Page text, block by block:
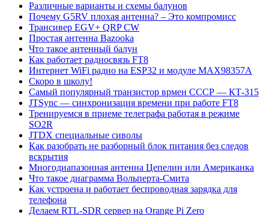
Различные варианты и схемы балунов
Почему G5RV плохая антенна? – Это компромисс
Трансивер EGV+ QRP CW
Простая антенна Bazooka
Что такое антенный балун
Как работает радиосвязь FT8
Интернет WiFi радио на ESP32 и модуле MAX98357A
Скоро в школу!
Самый популярный транзистор врмен СССР — КТ-315
JTSync — синхронизация времени при работе FT8
Тренируемся в приеме телеграфа работая в режиме
SO2R
JTDX специальные сиволы
Как разобрать не разборный блок питания без следов
вскрытия
Многодиапазонная антенна Цепелин или Американка
Что такое диаграмма Вольперта-Смита
Как устроена и работает беспроводная зарядка для
телефона
Делаем RTL-SDR сервер на Orange Pi Zero